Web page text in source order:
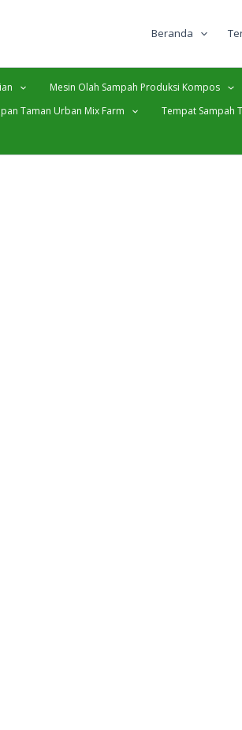
Beranda
Mesin Olah Sampah Produksi Kompos
Taman Urban Mix Farm Tempat Sampah